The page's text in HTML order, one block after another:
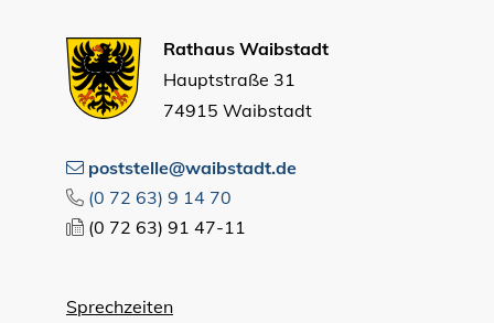
Rathaus Waibstadt
Hauptstraße 31
74915 Waibstadt
poststelle@waibstadt.de
(0 72 63) 9 14 70
(0 72 63) 91 47-11
Sprechzeiten